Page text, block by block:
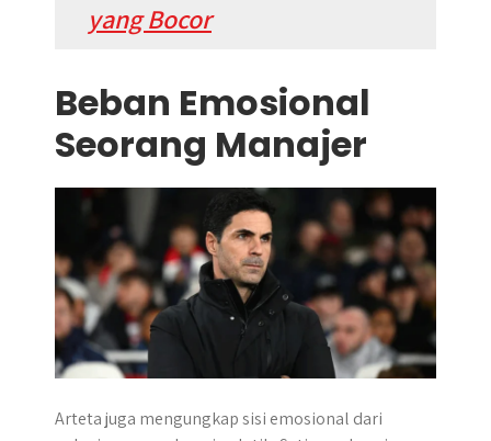
yang Bocor
Beban Emosional
Seorang Manajer
Arteta juga mengungkap sisi emosional dari